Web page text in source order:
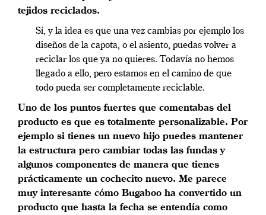
tejidos reciclados.
Sí, y la idea es que una vez cambias por ejemplo los
diseños de la capota, o el asiento, puedas volver a
reciclar los que ya no quieres. Todavía no hemos
llegado a ello, pero estamos en el camino de que
todo pueda ser completamente reciclable.
Uno de los puntos fuertes que comentabas del
producto es que es totalmente personalizable. Por
ejemplo si tienes un nuevo hijo puedes mantener
la estructura pero cambiar todas las fundas y
algunos componentes de manera que tienes
prácticamente un cochecito nuevo. Me parece
muy interesante cómo Bugaboo ha convertido un
producto que hasta la fecha se entendía como